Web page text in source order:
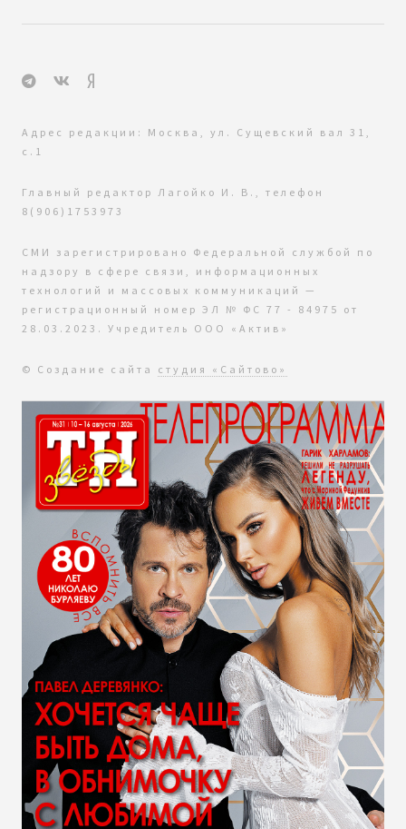
Адрес редакции: Москва, ул. Сущевский вал 31,
с.1
Главный редактор Лагойко И. В., телефон
8(906)1753973
СМИ зарегистрировано Федеральной службой по
надзору в сфере связи, информационных
технологий и массовых коммуникаций —
регистрационный номер ЭЛ № ФС 77 - 84975 от
28.03.2023. Учредитель ООО «Актив»
© Создание сайта студия «Сайтово»